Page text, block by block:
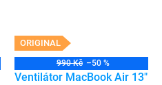
ORIGINAL
990 Kč –50 %
Ventilátor MacBook Air 13"